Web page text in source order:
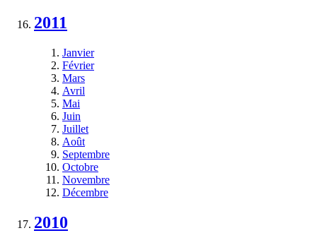
2011
Janvier
Février
Mars
Avril
Mai
Juin
Juillet
Août
Septembre
Octobre
Novembre
Décembre
2010